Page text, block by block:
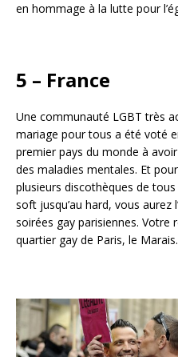
en hommage à la lutte pour
​5 – France
Une communauté LGBT très
mariage pour tous a été voté
premier pays du monde à
des maladies mentales. Et
plusieurs discothèques de
soft jusqu’au hard, vous aurez
soirées gay parisiennes. Votre
quartier gay de Paris, le Marais.